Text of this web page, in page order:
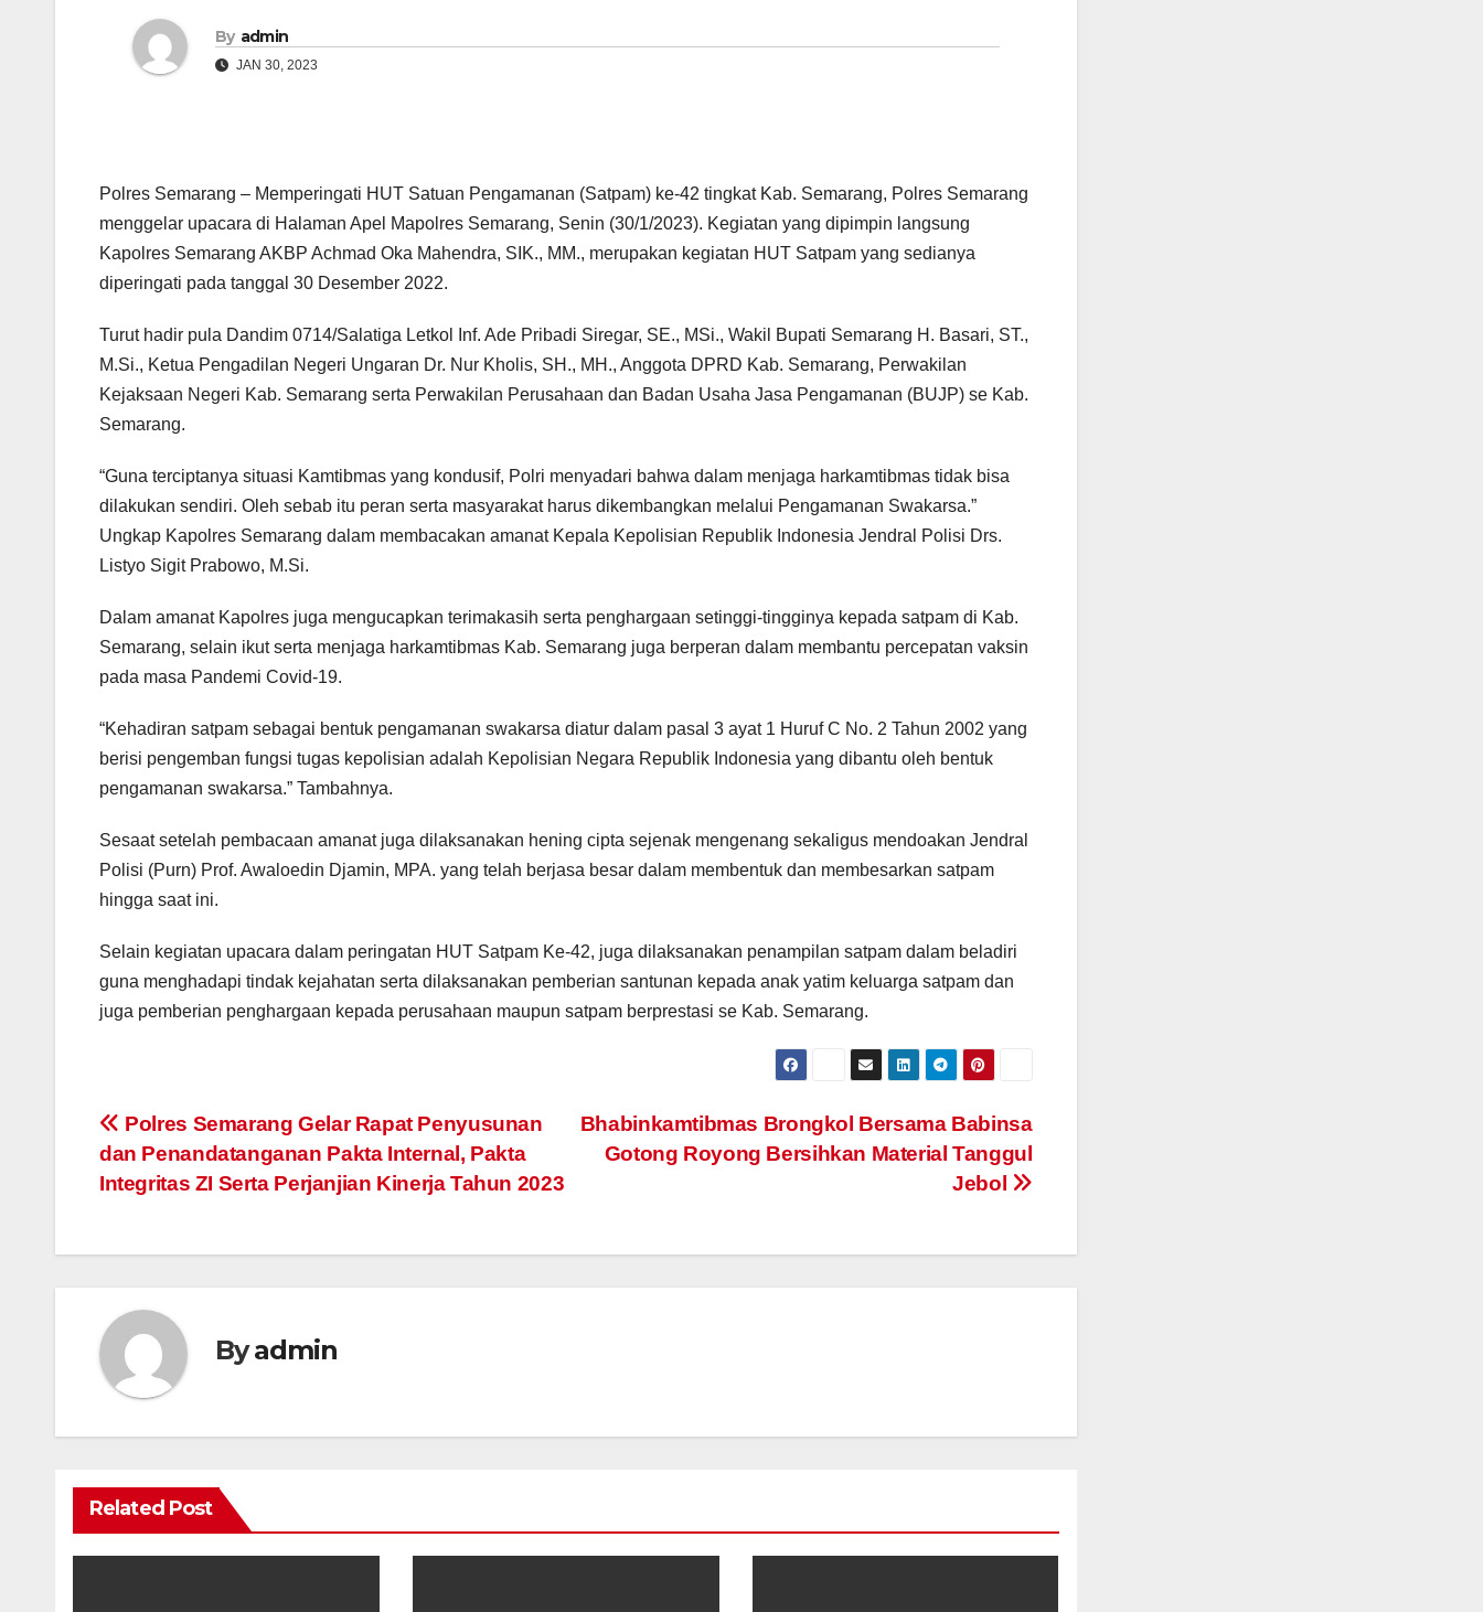
By admin
JAN 30, 2023
Polres Semarang – Memperingati HUT Satuan Pengamanan (Satpam) ke-42 tingkat Kab. Semarang, Polres Semarang
menggelar upacara di Halaman Apel Mapolres Semarang, Senin (30/1/2023). Kegiatan yang dipimpin langsung
Kapolres Semarang AKBP Achmad Oka Mahendra, SIK., MM., merupakan kegiatan HUT Satpam yang sedianya
diperingati pada tanggal 30 Desember 2022.
Turut hadir pula Dandim 0714/Salatiga Letkol Inf. Ade Pribadi Siregar, SE., MSi., Wakil Bupati Semarang H. Basari, ST.,
M.Si., Ketua Pengadilan Negeri Ungaran Dr. Nur Kholis, SH., MH., Anggota DPRD Kab. Semarang, Perwakilan
Kejaksaan Negeri Kab. Semarang serta Perwakilan Perusahaan dan Badan Usaha Jasa Pengamanan (BUJP) se Kab.
Semarang.
“Guna terciptanya situasi Kamtibmas yang kondusif, Polri menyadari bahwa dalam menjaga harkamtibmas tidak bisa
dilakukan sendiri. Oleh sebab itu peran serta masyarakat harus dikembangkan melalui Pengamanan Swakarsa.”
Ungkap Kapolres Semarang dalam membacakan amanat Kepala Kepolisian Republik Indonesia Jendral Polisi Drs.
Listyo Sigit Prabowo, M.Si.
Dalam amanat Kapolres juga mengucapkan terimakasih serta penghargaan setinggi-tingginya kepada satpam di Kab.
Semarang, selain ikut serta menjaga harkamtibmas Kab. Semarang juga berperan dalam membantu percepatan vaksin
pada masa Pandemi Covid-19.
“Kehadiran satpam sebagai bentuk pengamanan swakarsa diatur dalam pasal 3 ayat 1 Huruf C No. 2 Tahun 2002 yang
berisi pengemban fungsi tugas kepolisian adalah Kepolisian Negara Republik Indonesia yang dibantu oleh bentuk
pengamanan swakarsa.” Tambahnya.
Sesaat setelah pembacaan amanat juga dilaksanakan hening cipta sejenak mengenang sekaligus mendoakan Jendral
Polisi (Purn) Prof. Awaloedin Djamin, MPA. yang telah berjasa besar dalam membentuk dan membesarkan satpam
hingga saat ini.
Selain kegiatan upacara dalam peringatan HUT Satpam Ke-42, juga dilaksanakan penampilan satpam dalam beladiri
guna menghadapi tindak kejahatan serta dilaksanakan pemberian santunan kepada anak yatim keluarga satpam dan
juga pemberian penghargaan kepada perusahaan maupun satpam berprestasi se Kab. Semarang.
Post
navigation
Bhabinkamtibmas Brongkol Bersama Babinsa
Gotong Royong Bersihkan Material Tanggul
Jebol
Polres Semarang Gelar Rapat Penyusunan
dan Penandatanganan Pakta Internal, Pakta
Integritas ZI Serta Perjanjian Kinerja Tahun 2023
Byadmin
Related Post